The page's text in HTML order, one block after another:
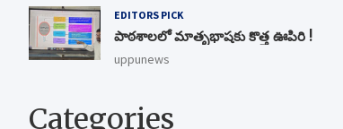
EDITORS PICK
పాఠశాలలో మాతృభాషకు కొత్త ఊపిరి !
uppunews
Categories